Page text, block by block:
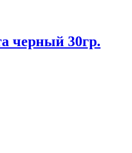
черный 30гр.